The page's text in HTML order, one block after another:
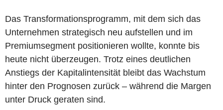
Das Transformationsprogramm, mit dem sich das
Unternehmen strategisch neu aufstellen und im
Premiumsegment positionieren wollte, konnte bis
heute nicht überzeugen. Trotz eines deutlichen
Anstiegs der Kapitalintensität bleibt das Wachstum
hinter den Prognosen zurück – während die Margen
unter Druck geraten sind.